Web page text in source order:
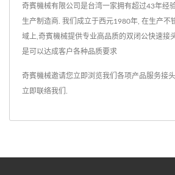
奇賓機械有限公司是台湾一家拥有超过43年经
生产制造商. 我们成立于西元1980年, 在生产不
域上,奇賓機械提供专业高品质的双闭公快速接
是可以达成客户各种品质要求
奇賓機械邀请您立即浏览我们各项产品服务接头
立即联络我们 .